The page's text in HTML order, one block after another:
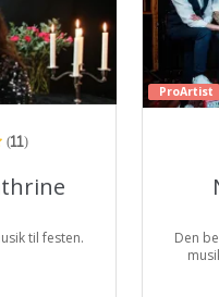
(11)
til festen.
ProArtist
Den